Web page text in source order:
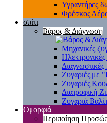
Υγραντήρες
Φρέσκος
σπίτι
Βάρος & Διάγνωση
Μηχανικές
Διαγνωστικές
Ζυγαριές με
Ζυγαριές
Διατροφική
Ζυγαριά
Ομορφιά
Περιποίηση